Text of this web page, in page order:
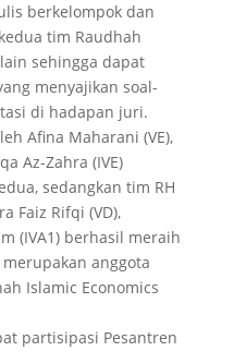
berkelompok dan
tim Raudhah
sehingga dapat
menyajikan soal-
di hadapan juri.
Afina Maharani (VE),
Az-Zahra (IVE)
sedangkan tim RH
Faiz Rifqi (VD),
(IVA1) berhasil meraih
anggota
Islamic Economics
partisipasi Pesantren